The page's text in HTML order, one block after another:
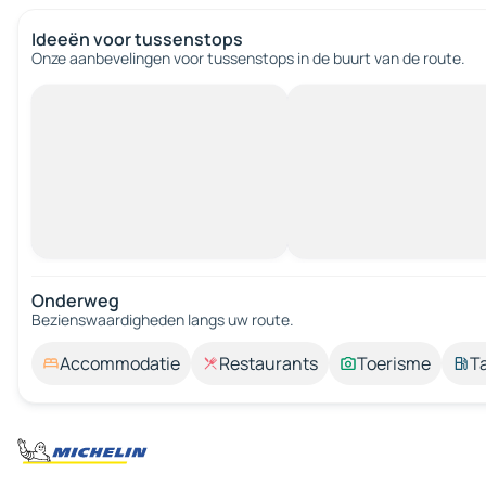
Ideeën voor tussenstops
Onze aanbevelingen voor tussenstops in de buurt van de route.
Onderweg
Bezienswaardigheden langs uw route.
Accommodatie Restaurants Toerisme